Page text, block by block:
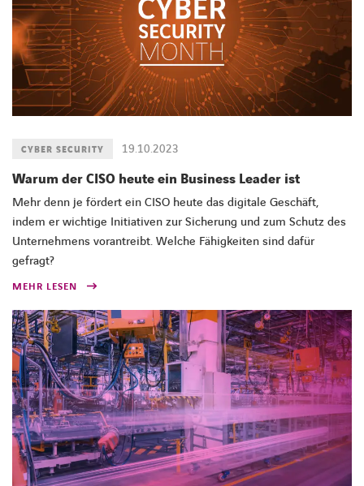
19.10.2023
CYBER SECURITY
Warum der CISO heute ein Business Leader ist
Mehr denn je fördert ein CISO heute das digitale Geschäft,
indem er wichtige Initiativen zur Sicherung und zum Schutz des
Unternehmens vorantreibt. Welche Fähigkeiten sind dafür
gefragt?
MEHR LESEN